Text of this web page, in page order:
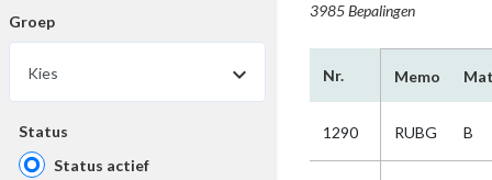
Groep
Kies
Status
Status actief
3985 Bepalingen
Nr. Memo
1290 RUBG B